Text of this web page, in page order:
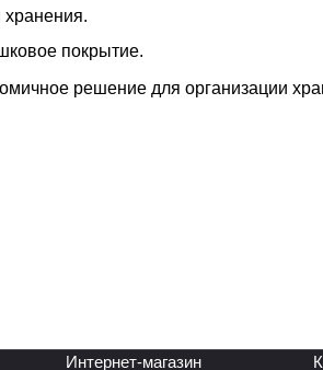
хранения.
покрытие.
решение для организации
Интернет-магазин